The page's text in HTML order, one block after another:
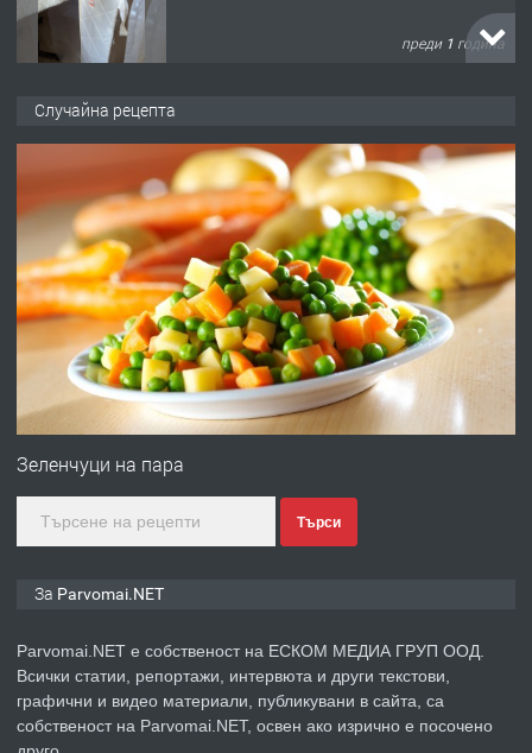
преди 1 година
преди 1 година
ПРЕДЛАГА
Първи поход "По стъпките на Ангел
Войвода"
преди 1 година
ПРЕДЛАГА
Монтажник на малки детайли за
преди 1 година
ПРЕДЛАГА Продавам апартамент - гр.
Случайна рецепта
Зеленчуци на пара
Търси
За Parvomai.NET
Parvomai.NET е собственост на ЕСКОМ МЕДИА ГРУП ООД.
Всички статии, репортажи, интервюта и други текстови,
графични и видео материали, публикувани в сайта, са
собственост на Parvomai.NET, освен ако изрично е посочено